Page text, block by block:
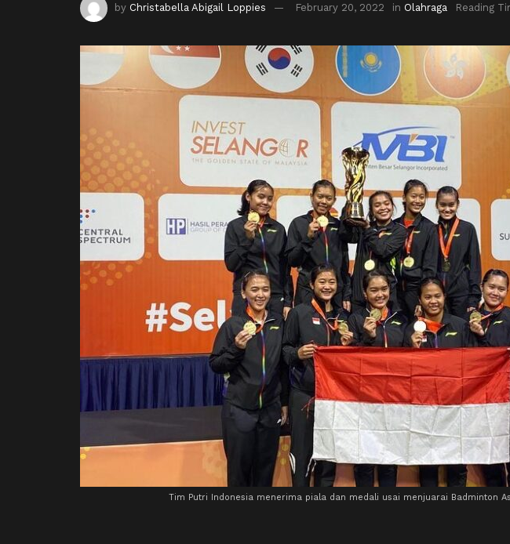
by Christabella Abigail Loppies February 20, 2022 in Olahraga Reading
Tim Putri Indonesia menerima piala dan medali usai menjuarai Badminton